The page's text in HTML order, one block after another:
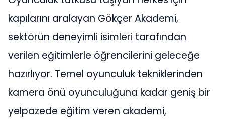
kapılarını aralayan Gökçer Akademi,
sektörün deneyimli isimleri tarafından
verilen eğitimlerle öğrencilerini geleceğe
hazırlıyor. Temel oyunculuk tekniklerinden
kamera önü oyunculuğuna kadar geniş bir
yelpazede eğitim veren akademi,